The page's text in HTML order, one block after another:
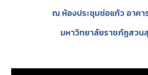
ณ ห้องประชุมช่อแก้ว อาคา
มหาวิทยาลัยราชภัฏสวน